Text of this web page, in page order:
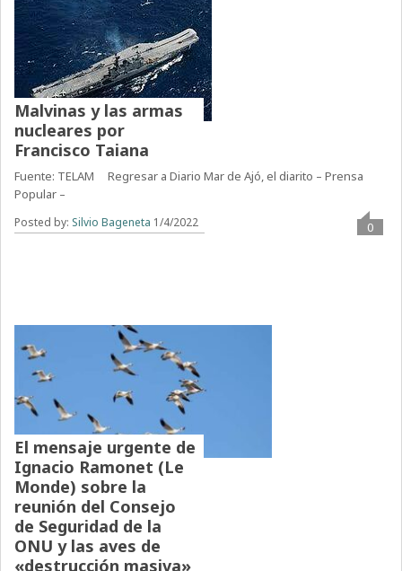
Malvinas y las armas
nucleares por
Francisco Taiana
Fuente: TELAM Regresar a Diario Mar de Ajó, el diarito – Prensa
Popular –
Posted by: Silvio Bageneta 1/4/2022 0
El mensaje urgente de
Ignacio Ramonet (Le
Monde) sobre la
reunión del Consejo
de Seguridad de la
ONU y las aves de
«destrucción masiva»